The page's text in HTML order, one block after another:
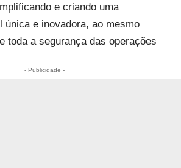
e criando uma
única e inovadora, ao mesmo
toda a segurança das operações
- Publicidade -